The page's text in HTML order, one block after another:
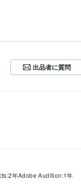
出品者に質問
年Adobe Audition:1年